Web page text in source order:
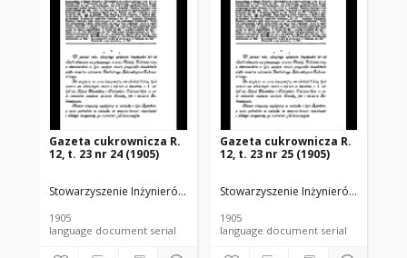
Gazeta cukrownicza R.
12, t. 23 nr 24 (1905)
Stowarzyszenie Inżynierów i Techników Przemysłu Rolnego i
1905
language document serial
Gazeta cukrownicza R.
12, t. 23 nr 25 (1905)
Stowarzyszenie Inżynierów i
1905
language document serial